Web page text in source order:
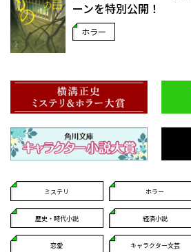
ーンを特別公開！
ホラー
ミステリ ホラー
歴史・時代小説 経済小説
恋愛 キャラクター文芸